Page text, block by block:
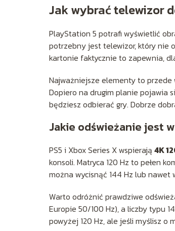
Jak wybrać telewizor
PlayStation 5 potrafi wyświetlić
potrzebny jest telewizor, który nie
kartonie faktycznie to zapewnia,
Najważniejsze elementy to przede
Dopiero na drugim planie pojawia
będziesz odbierać gry. Dobrze
Jakie odświeżanie jest
PS5 i Xbox Series X wspierają 4K
konsoli. Matryca 120 Hz to pełen
można wycisnąć 144 Hz lub
Warto odróżnić prawdziwe
Europie 50/100 Hz), a liczby typu
powyżej 120 Hz, ale jeśli myślisz o